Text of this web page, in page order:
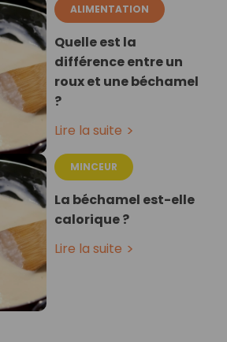
ALIMENTATION
Quelle est la
différence entre un
roux et une béchamel
?
Lire la suite
MINCEUR
La béchamel est-elle
calorique ?
Lire la suite